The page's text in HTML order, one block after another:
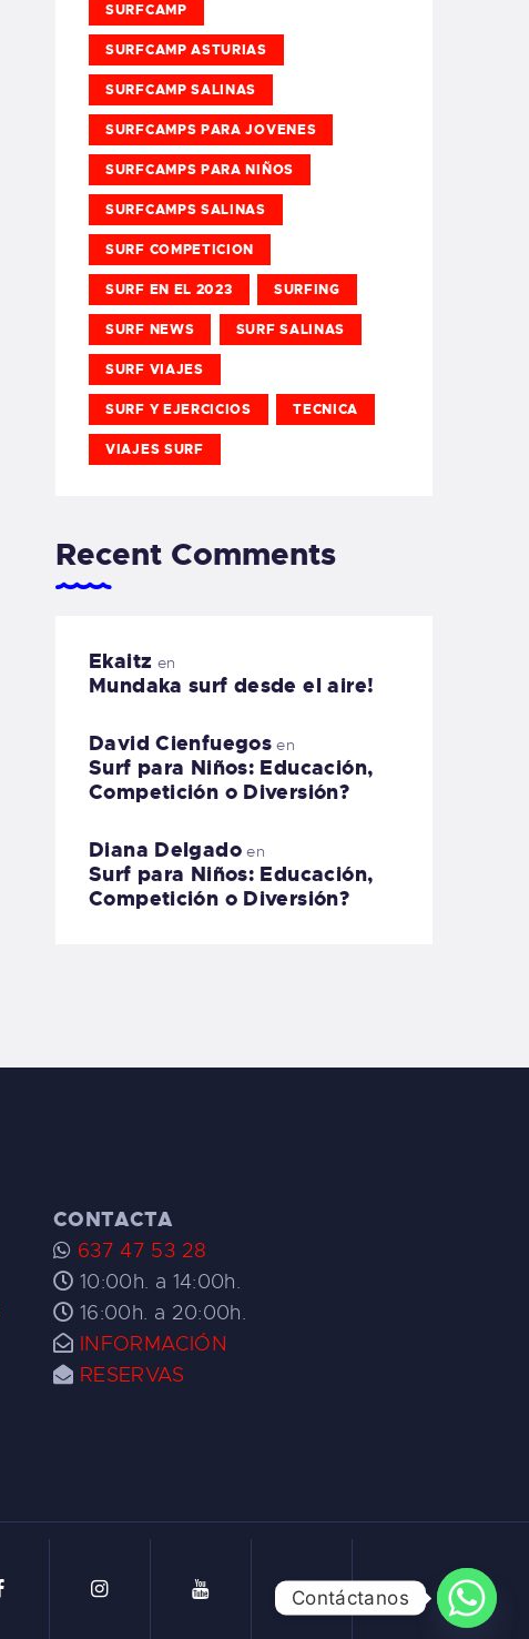
SURFCAMP
SURFCAMP ASTURIAS
SURFCAMP SALINAS
SURFCAMPS PARA JOVENES
SURFCAMPS PARA NIÑOS
SURFCAMPS SALINAS
SURF COMPETICION
SURF EN EL 2023 SURFING
SURF NEWS SURF SALINAS
SURF VIAJES
SURF Y EJERCICIOS TECNICA
VIAJES SURF
Recent Comments
Ekaitz en
Mundaka surf desde el aire!
David Cienfuegos en
Surf para Niños: Educación,
Competición o Diversión?
Diana Delgadoen
Surf para Niños: Educación,
Competición o Diversión?
CONTACTA
637 47 53 28
10:00h. a 14:00h.
16:00h. a 20:00h.
INFORMACIÓN
RESERVAS
Contáctanos